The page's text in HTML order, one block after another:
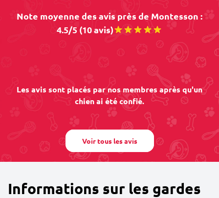
Note moyenne des avis près de Montesson :
4.5/5 (10 avis)
Les avis sont placés par nos membres après qu'un
chien ai été confié.
Voir tous les avis
Informations sur les gardes